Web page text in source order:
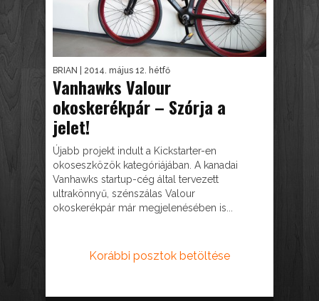
BRIAN | 2014. május 12. hétfő
Vanhawks Valour
okoskerékpár – Szórja a
jelet!
Újabb projekt indult a Kickstarter-en
okoseszközök kategóriájában. A kanadai
Vanhawks startup-cég által tervezett
ultrakönnyű, szénszálas Valour
okoskerékpár már megjelenésében is...
Korábbi posztok betöltése